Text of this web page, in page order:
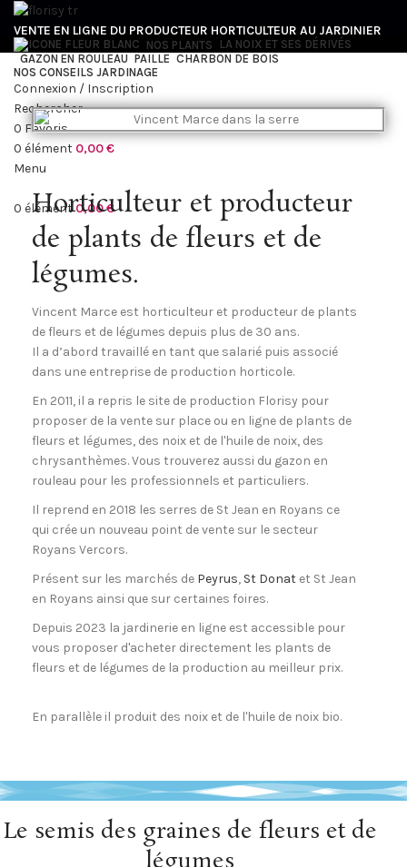
VENTE EN LIGNE DU PRODUCTEUR HORTICULTEUR AU JARDINIER
NOS PLANTS
LA NOIX ET SES DÉRIVÉS
GAZON EN ROULEAU PAILLE CHARBON DE BOIS
NOS CONSEILS JARDINAGE
Connexion / Inscription
Rechercher
0 Favoris
0 élément 0,00€
Menu
0 élément 0,00€
Horticulteur et producteur
de plants de fleurs et de
légumes.
Vincent Marce est horticulteur et producteur de plants
de fleurs et de légumes depuis plus de 30 ans.
Il a d’abord travaillé en tant que salarié puis associé
dans une entreprise de production horticole.
En 2011, il a repris le site de production Florisy pour
proposer de la vente sur place ou en ligne de plants de
fleurs et légumes, des noix et de l'huile de noix, des
chrysanthèmes. Vous trouverez aussi du gazon en
rouleau pour les professionnels et particuliers.
Il reprend en 2018 les serres de St Jean en Royans ce
qui crée un nouveau point de vente sur le secteur
Royans Vercors.
Présent sur les marchés de Peyrus, St Donat et St Jean
en Royans ainsi que sur certaines foires.
Depuis 2023 la jardinerie en ligne est accessible pour
vous proposer d'acheter directement les plants de
fleurs et de légumes de la production au meilleur prix.
En parallèle il produit des noix et de l'huile de noix bio.
Le semis des graines de fleurs et de